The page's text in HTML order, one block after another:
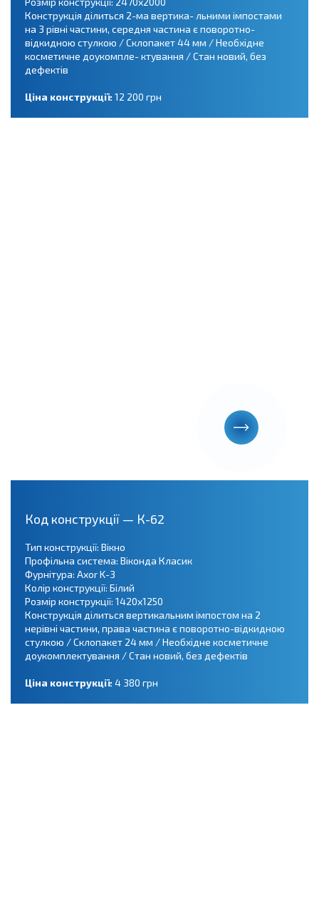
Конструкція ділиться 2-ма вертика- льними імпостами
на 3 рівні частини, середня частина є поворотно-
відкидною стулкою / Склопакет 44 мм / Необхідне
косметичне доукомпле- ктування / Стан новий, без
дефектів
Ціна конструкції: 12 200 грн
Код конструкції — К-62
Тип конструкції: Вікно
Профільна система: Віконда Класик
Фурнітура: Axor K-3
Колір конструкції: Білий
Розмір конструкції: 1420х1250
Конструкція ділиться вертикальним імпостом на 2
нерівні частини, права частина є поворотно-відкидною
стулкою / Склопакет 24 мм / Необхідне косметичне
доукомплектування / Стан новий, без дефектів
Ціна конструкції: 4 380 грн